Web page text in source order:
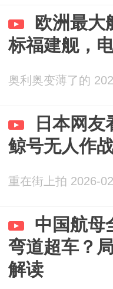
欧洲最大
标福建舰，
奥利奥变薄了的
日本网
鲸号无人作
重在街上拍 2026-
中国航母
弯道超车？
解读